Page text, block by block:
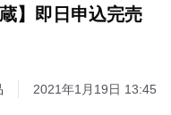
】即日申込完売
2021年1月19日 13:45